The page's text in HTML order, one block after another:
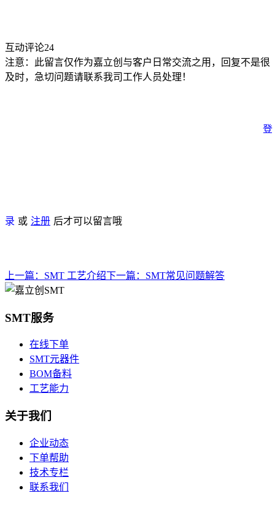
互动评论24
注意：此留言仅作为嘉立创与客户日常交流之用，回复不是很
及时，急切问题请联系我司工作人员处理！
登
录 或 注册 后才可以留言哦
上一篇： SMT 工艺介绍下一篇： SMT常见问题解答
SMT服务
在线下单
SMT元器件
BOM备料
工艺能力
关于我们
企业动态
下单帮助
技术专栏
联系我们